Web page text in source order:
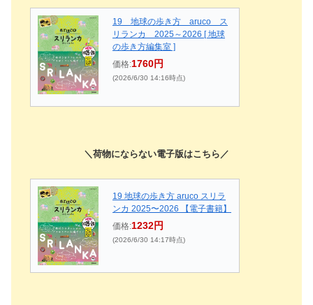
19 地球の歩き方 aruco ス
リランカ 2025～2026 [ 地球
の歩き方編集室 ]
価格:1760円
(2026/6/30 14:16時点)
＼荷物にならない電子版はこちら／
19 地球の歩き方 aruco スリラ
ンカ 2025〜2026 【電子書籍】
価格:1232円
(2026/6/30 14:17時点)